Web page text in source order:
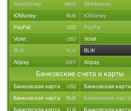
WebMoney WMZ WebMoney
ЮMoney RUB ЮMoney
PayPal USD PayPal
Volet USD Volet
BLIK PLN BLIK
Alipay CNY Alipay
Банковские счета и карты
Банковская карта USD Банковская карта
Банковская карта RUB Банковская карта
Банковская карта EUR Банковская карта